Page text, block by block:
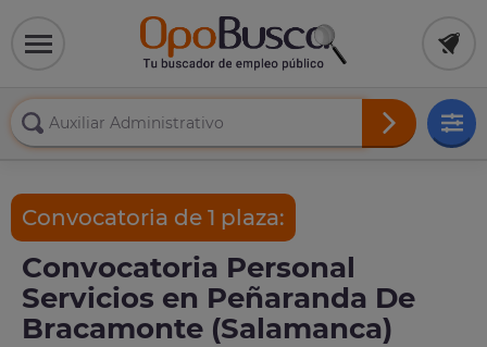
Convocatoria de 1 plaza:
Convocatoria Personal
Servicios en Peñaranda De
Bracamonte (Salamanca)